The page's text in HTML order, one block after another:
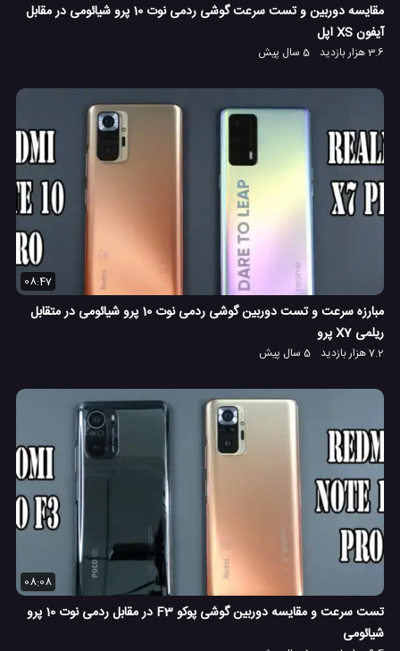
مقایسه دوربین و تست سرعت گوشی ردمی نوت 10 پرو شیائومی در مقابل
آیفون XS اپل
3.6 هزار بازدید 5 سال پیش
08:47
مبارزه سرعت و تست دوربین گوشی ردمی نوت 10 پرو شیائومی در متقابل
ریلمی X7 پرو
7.2 هزار بازدید 5 سال پیش
08:08
تست سرعت و مقایسه دوربین گوشی پوکو F3 در مقابل ردمی نوت 10 پرو
شیائومی